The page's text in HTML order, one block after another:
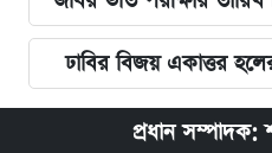
ঢাবির বিজয় একাত্তর
প্রধান সম্পাদক: